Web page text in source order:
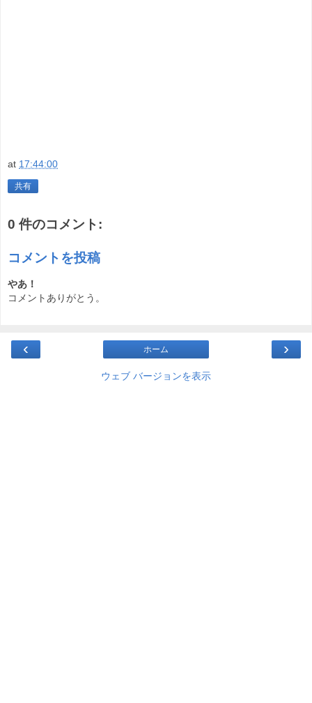
at 17:44:00
共有
0 件のコメント:
コメントを投稿
やあ！
コメントありがとう。
‹ ›
ホーム
ウェブ バージョンを表示